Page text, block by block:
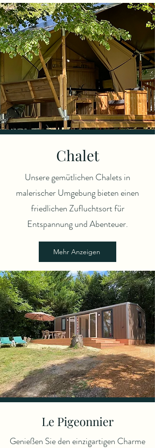
Chalet
Unsere gemütlichen Chalets in
malerischer Umgebung bieten einen
friedlichen Zufluchtsort für
Entspannung und Abenteuer.
Mehr Anzeigen
Le Pigeonnier
Genießen Sie den einzigartigen Charme